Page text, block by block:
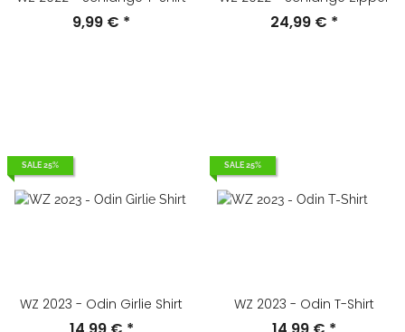
9,99 € * 24,99 € *
SALE 25%
WZ 2023 - Odin Girlie Shirt
SALE 25%
WZ 2023 - Odin T-Shirt